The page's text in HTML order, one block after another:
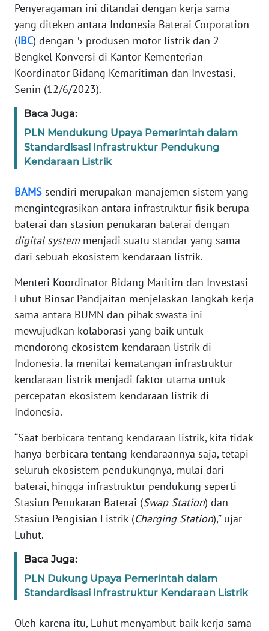
Penyeragaman ini ditandai dengan kerja sama
yang diteken antara Indonesia Baterai Corporation
(IBC) dengan 5 produsen motor listrik dan 2
Bengkel Konversi di Kantor Kementerian
Koordinator Bidang Kemaritiman dan Investasi,
Senin (12/6/2023).
Baca Juga:
PLN Mendukung Upaya Pemerintah dalam
Standardisasi Infrastruktur Pendukung
Kendaraan Listrik
BAMS sendiri merupakan manajemen sistem yang
mengintegrasikan antara infrastruktur fisik berupa
baterai dan stasiun penukaran baterai dengan
digital system menjadi suatu standar yang sama
dari sebuah ekosistem kendaraan listrik.
Menteri Koordinator Bidang Maritim dan Investasi
Luhut Binsar Pandjaitan menjelaskan langkah kerja
sama antara BUMN dan pihak swasta ini
mewujudkan kolaborasi yang baik untuk
mendorong ekosistem kendaraan listrik di
Indonesia. Ia menilai kematangan infrastruktur
kendaraan listrik menjadi faktor utama untuk
percepatan ekosistem kendaraan listrik di
Indonesia.
“Saat berbicara tentang kendaraan listrik, kita tidak
hanya berbicara tentang kendaraannya saja, tetapi
seluruh ekosistem pendukungnya, mulai dari
baterai, hingga infrastruktur pendukung seperti
Stasiun Penukaran Baterai (Swap Station) dan
Stasiun Pengisian Listrik (Charging Station),” ujar
Luhut.
Baca Juga:
PLN Dukung Upaya Pemerintah dalam
Standardisasi Infrastruktur Kendaraan Listrik
Oleh karena itu, Luhut menyambut baik kerja sama
WN
SUMUT
WN
JAKARTA
WN
JABAR
WN
BANTEN
WN
NTT
WN
KEPRI
WN
PAPUA
WN
PAPUA
BARAT
WN
RIAU
SERAMBI
WN
JAMBI
WN
SULTRA
WN
NTB
SULTENG